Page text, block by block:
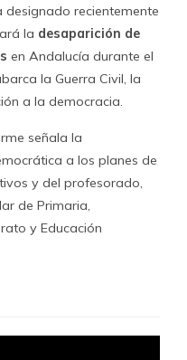
designado recientemente
la desaparición de
en Andalucía durante el
la Guerra Civil, la
a la democracia.
señala la
a los planes de
y del profesorado,
de Primaria,
y Educación